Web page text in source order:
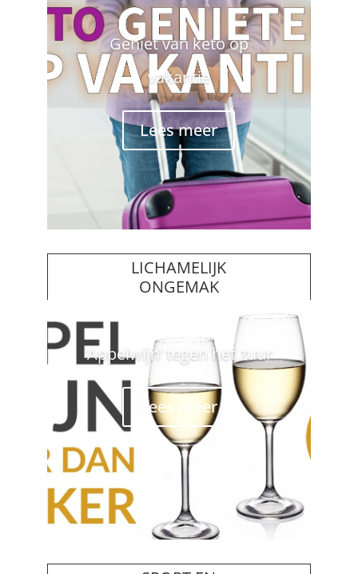
Geniet van keto op
vakantie
Lees meer
LICHAMELIJK
ONGEMAK
‘Appelwijn’ tegen het zuur
Lees meer